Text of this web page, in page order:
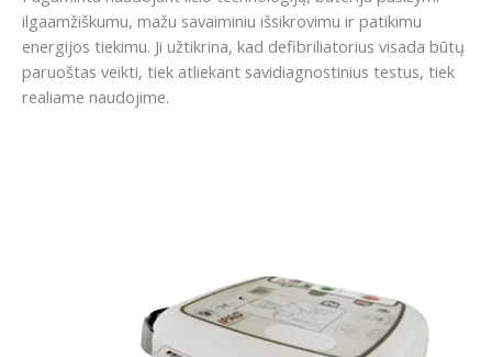
ilgaamžiškumu, mažu savaiminiu išsikrovimu ir patikimu
energijos tiekimu. Ji užtikrina, kad defibriliatorius visada būtų
paruoštas veikti, tiek atliekant savidiagnostinius testus, tiek
realiame naudojime.